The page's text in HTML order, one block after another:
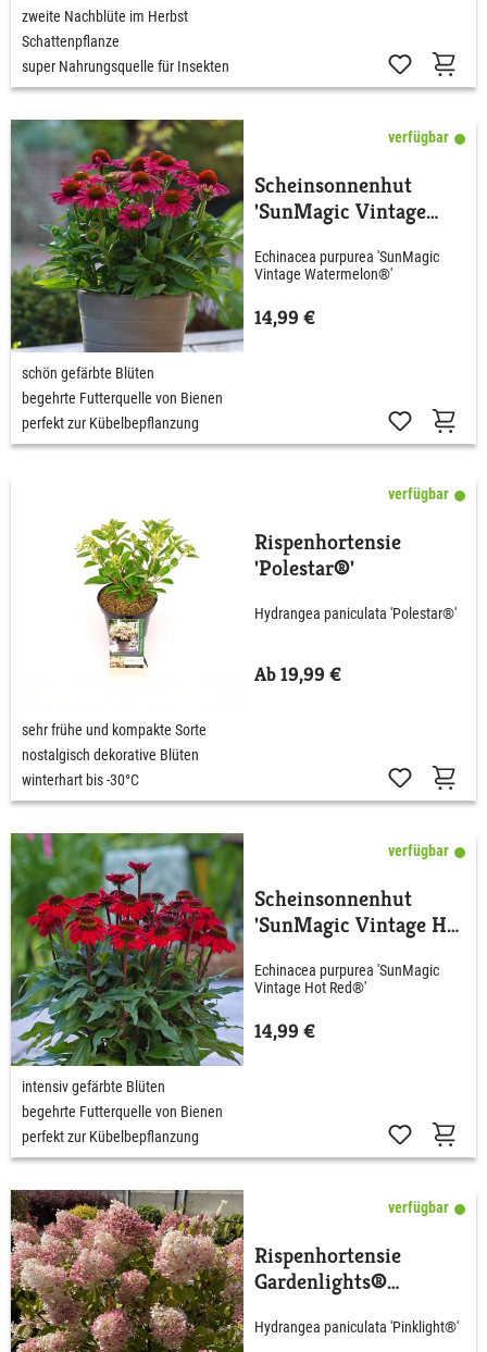
zweite Nachblüte im Herbst
Schattenpflanze
super Nahrungsquelle für Insekten
verfügbar
Scheinsonnenhut
'SunMagic Vintage
Echinacea purpurea 'SunMagic
Vintage Watermelon®'
14,99 €
schön gefärbte Blüten
begehrte Futterquelle von Bienen
perfekt zur Kübelbepflanzung
verfügbar
Rispenhortensie
'Polestar®'
Hydrangea paniculata 'Polestar®'
Ab 19,99 €
sehr frühe und kompakte Sorte
nostalgisch dekorative Blüten
winterhart bis -30°C
verfügbar
Scheinsonnenhut
'SunMagic Vintage Hot
Echinacea purpurea 'SunMagic
Vintage Hot Red®'
14,99 €
intensiv gefärbte Blüten
begehrte Futterquelle von Bienen
perfekt zur Kübelbepflanzung
verfügbar
Rispenhortensie
Gardenlights®
Hydrangea paniculata 'Pinklight®'